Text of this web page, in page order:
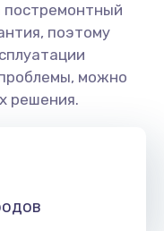
постремонтный
поэтому
можно
решения.